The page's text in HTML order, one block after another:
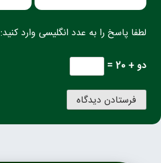
لطفا پاسخ را به عدد انگلیسی وارد کنید:
دو + 20 =